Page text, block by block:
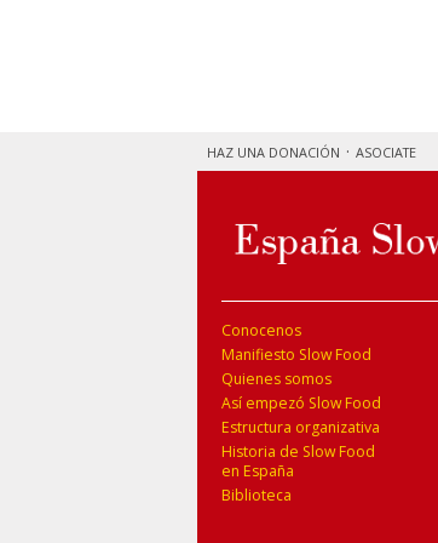
HAZ UNA DONACIÓN ASOCIATE
Conocenos
Manifiesto Slow Food
Quienes somos
Así empezó Slow Food
Estructura organizativa
Historia de Slow Food
en España
Biblioteca